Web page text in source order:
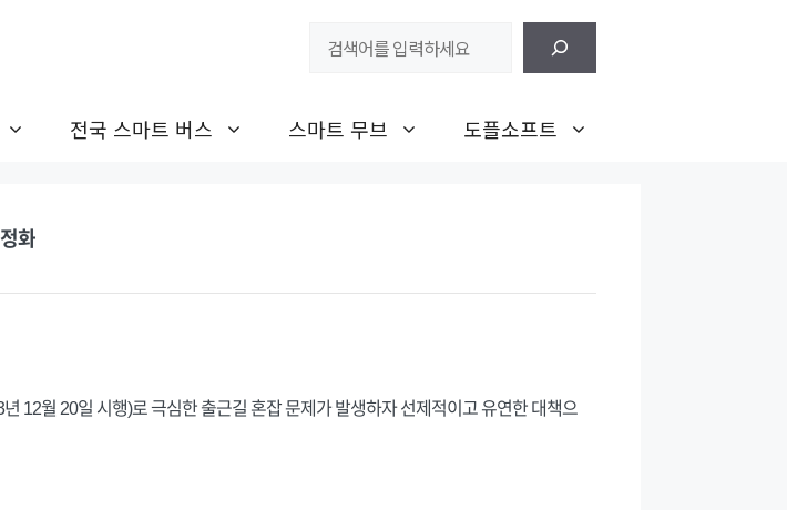
전국 스마트 버스 스마트 무브 도플소프트
화
12월 20일 시행)로 극심한 출근길 혼잡 문제가 발생하자 선제적이고 유연한 대책으